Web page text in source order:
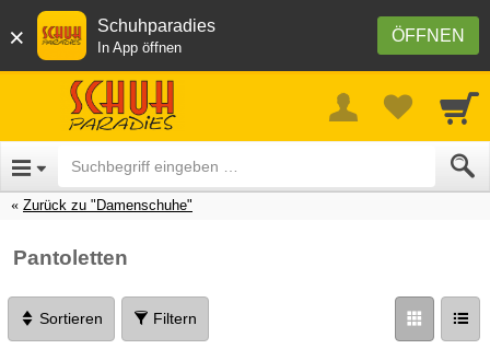
× ÖFFNEN
Schuhparadies
In App öffnen
Zurück zu "Damenschuhe"
Pantoletten
Sortieren Filtern